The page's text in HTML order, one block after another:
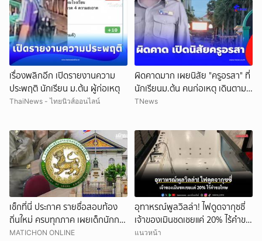
เรื่องพลิกอีก เปิดรายงานความ
ประพฤติ นักเรียน ม.ต้น ผู้ก่อเหตุ
ThaiNews - ไทยนิวส์ออนไลน์
ผิดคาดมาก เผยนิสัย "ครูอรสา" ที่
นักเรียนม.ต้น คนก่อเหตุ เดินตาม
หา
TNews
เช็กที่นี่ ประกาศ รายชื่อสอบท้อง
ถิ่นใหม่ ครบทุกภาค เผยเด็กนักการ
เมืองดังหลุดอื้อ
MATICHON ONLINE
อุทาหรณ์พูลวิลล่า! ไฟดูดจากุซซี่
เจ้าของเมินชดเชยแค่ 20% ไร้คำขอ
โทษ
แนวหน้า